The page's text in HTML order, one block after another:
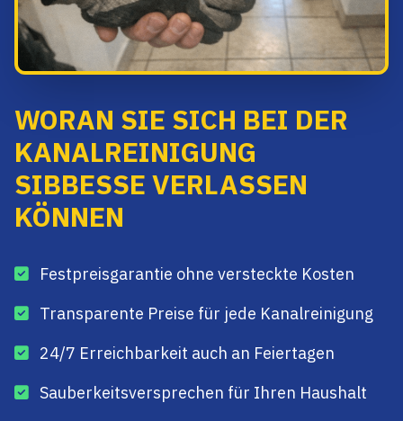
WORAN SIE SICH BEI DER
KANALREINIGUNG
SIBBESSE VERLASSEN
KÖNNEN
Festpreisgarantie ohne versteckte Kosten
Transparente Preise für jede Kanalreinigung
24/7 Erreichbarkeit auch an Feiertagen
Sauberkeitsversprechen für Ihren Haushalt